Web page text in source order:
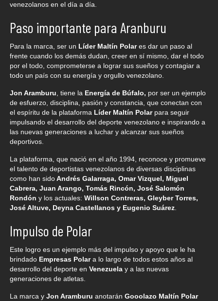
venezolanos en el día a día.
Paso importante para Aranburu
Para la marca, ser un Líder Maltín Polares dar un paso al
frente cuando los demás dudan, creer en sí mismo, dar el todo
por el todo, comprometerse a lograr sus sueños y contagiar a
todo un país con su energía y orgullo venezolano.
Jon Aramburu, tiene la Energía de Búfalo, por ser un ejemplo
de esfuerzo, disciplina, pasión y constancia, que conectan con
el espíritu de la plataforma Líder Maltín Polar para seguir
impulsando el desarrollo del deporte venezolano e inspirando a
las nuevas generaciones a luchar y alcanzar sus sueños
deportivos.
La plataforma, que nació en el año 1994, reconoce y promueve
el talento de deportistas venezolanos de diversas disciplinas
como han sidoAndrés Galarraga, Omar Vizquel, Miguel
Cabrera, Juan Arango, Tomás Rincón, José Salomón
Rondón y los actuales: Willson Contreras, Gleyber Torres,
José Altuve, Deyna Castellanos y Eugenio Suárez.
Impulso de Polar
Este logro es un ejemplo más del impulso y apoyo que le ha
brindado Empresas Polara lo largo de todos estos años al
desarrollo del deporte en Venezuela y a las nuevas
generaciones de atletas.
La marca y Jon Aramburu anotarán Gooolazo Maltín Polar